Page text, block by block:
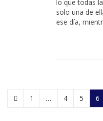
lo que todas
solo una de
ese día,
1 … 4 5 6